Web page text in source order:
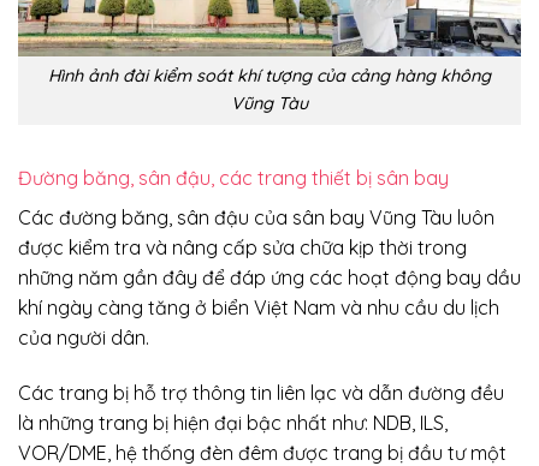
Hình ảnh đài kiểm soát khí tượng của cảng hàng không
Vũng Tàu
Đường băng, sân đậu, các trang thiết bị sân bay
Các đường băng, sân đậu của sân bay Vũng Tàu luôn
được kiểm tra và nâng cấp sửa chữa kịp thời trong
những năm gần đây để đáp ứng các hoạt động bay dầu
khí ngày càng tăng ở biển Việt Nam và nhu cầu du lịch
của người dân.
Các trang bị hỗ trợ thông tin liên lạc và dẫn đường đều
là những trang bị hiện đại bậc nhất như: NDB, ILS,
VOR/DME, hệ thống đèn đêm được trang bị đầu tư một